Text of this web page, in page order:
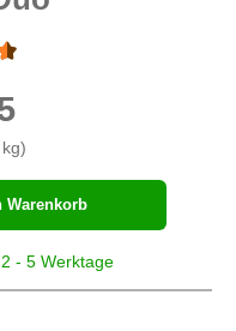
- 5 Werktage
Warenkorb